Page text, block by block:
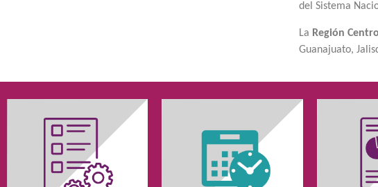
del Sistema
La Región
Guanajuato,